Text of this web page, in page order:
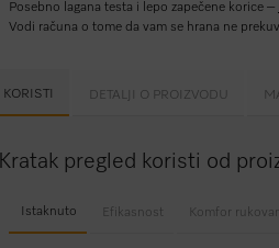
Posebno lagana testa i lepo zapečene korice –
Vodi računa o tome da vam se hrana ne
KORISTI DETALJI O PROIZVODU
Kratak pregled koristi od
Istaknuto Efikasnost Komfor